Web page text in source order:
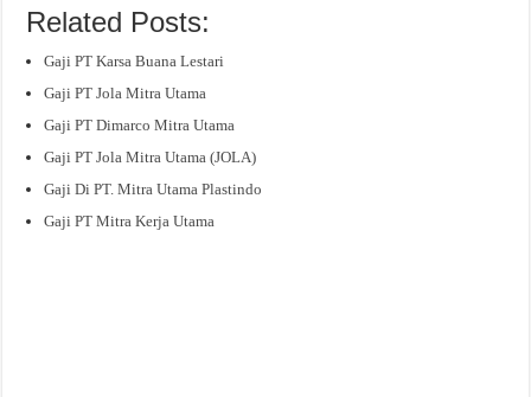
Related Posts:
Gaji PT Karsa Buana Lestari
Gaji PT Jola Mitra Utama
Gaji PT Dimarco Mitra Utama
Gaji PT Jola Mitra Utama (JOLA)
Gaji Di PT. Mitra Utama Plastindo
Gaji PT Mitra Kerja Utama